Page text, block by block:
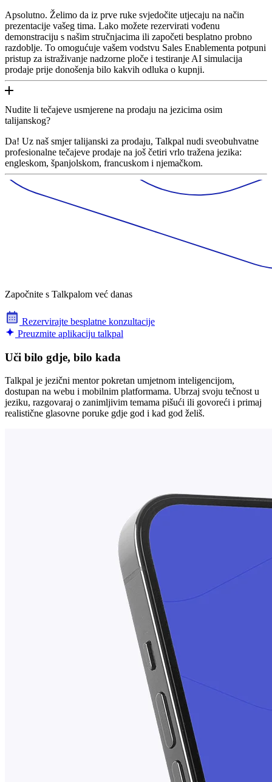
Apsolutno. Želimo da iz prve ruke svjedočite utjecaju na način
prezentacije vašeg tima. Lako možete rezervirati vođenu
demonstraciju s našim stručnjacima ili započeti besplatno probno
razdoblje. To omogućuje vašem vodstvu Sales Enablementa potpuni
pristup za istraživanje nadzorne ploče i testiranje AI simulacija
prodaje prije donošenja bilo kakvih odluka o kupnji.
Nudite li tečajeve usmjerene na prodaju na jezicima osim
talijanskog?
Da! Uz naš smjer talijanski za prodaju, Talkpal nudi sveobuhvatne
profesionalne tečajeve prodaje na još četiri vrlo tražena jezika:
engleskom, španjolskom, francuskom i njemačkom.
Započnite s Talkpalom već danas
Rezervirajte besplatne konzultacije
Preuzmite aplikaciju talkpal
Uči bilo gdje, bilo kada
Talkpal je jezični mentor pokretan umjetnom inteligencijom,
dostupan na webu i mobilnim platformama. Ubrzaj svoju tečnost u
jeziku, razgovaraj o zanimljivim temama pišući ili govoreći i primaj
realistične glasovne poruke gdje god i kad god želiš.